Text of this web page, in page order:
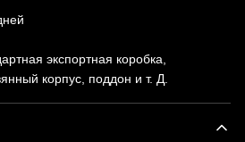
экспортная коробка,
корпус, поддон и т. Д.